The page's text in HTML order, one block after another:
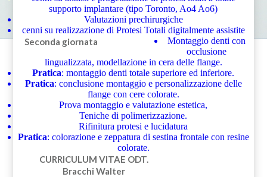
supporto implantare (tipo Toronto, Ao4 Ao6)
Valutazioni prechirurgiche
cenni su realizzazione di Protesi Totali digitalmente assistite
Seconda giornata
Montaggio denti con
occlusione
lingualizzata, modellazione in cera delle flange.
Pratica: montaggio denti totale superiore ed inferiore.
Pratica: conclusione montaggio e personalizzazione delle
flange con cere colorate.
Prova montaggio e valutazione estetica,
Teniche di polimerizzazione.
Rifinitura protesi e lucidatura
Pratica: colorazione e zeppatura di sestina frontale con resine
colorate.
CURRICULUM VITAE ODT.
Bracchi Walter